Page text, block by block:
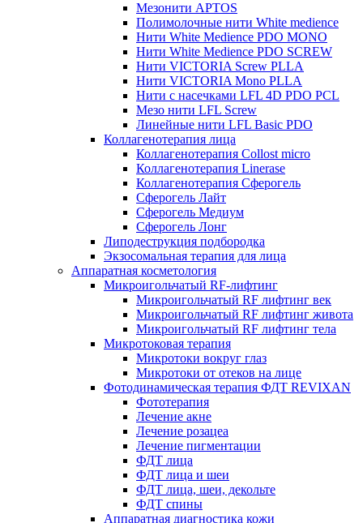
Мезонити APTOS
Полимолочные нити White medience
Нити White Medience PDO MONO
Нити White Medience PDO SCREW
Нити VICTORIA Screw PLLA
Нити VICTORIA Mono PLLA
Нити с насечками LFL 4D PDO PCL
Мезо нити LFL Screw
Линейные нити LFL Basic PDO
Коллагенотерапия лица
Коллагенотерапия Collost micro
Коллагенотерапия Linerase
Коллагенотерапия Сферогель
Сферогель Лайт
Сферогель Медиум
Сферогель Лонг
Липодеструкция подбородка
Экзосомальная терапия для лица
Аппаратная косметология
Микроигольчатый RF-лифтинг
Микроигольчатый RF лифтинг век
Микроигольчатый RF лифтинг живота
Микроигольчатый RF лифтинг тела
Микротоковая терапия
Микротоки вокруг глаз
Микротоки от отеков на лице
Фотодинамическая терапия ФДТ REVIXAN
Фототерапия
Лечение акне
Лечение розацеа
Лечение пигментации
ФДТ лица
ФДТ лица и шеи
ФДТ лица, шеи, декольте
ФДТ спины
Аппаратная диагностика кожи